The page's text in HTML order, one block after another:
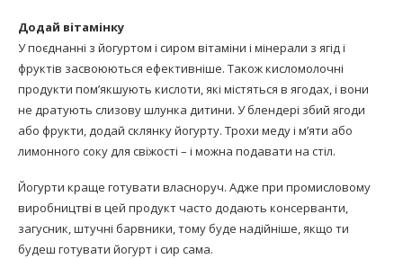
Додай вітамінку
У поєднанні з йогуртом і сиром вітаміни і мінерали з ягід і
фруктів засвоюються ефективніше. Також кисломолочні
продукти пом’якшують кислоти, які містяться в ягодах, і вони
не дратують слизову шлунка дитини. У блендері збий ягоди
або фрукти, додай склянку йогурту. Трохи меду і м’яти або
лимонного соку для свіжості – і можна подавати на стіл.
Йогурти краще готувати власноруч. Адже при промисловому
виробництві в цей продукт часто додають консерванти,
загусник, штучні барвники, тому буде надійніше, якщо ти
будеш готувати йогурт і сир сама.